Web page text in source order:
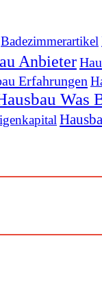
Badezimmerartikel
Anbieter
Erfahrungen
Was